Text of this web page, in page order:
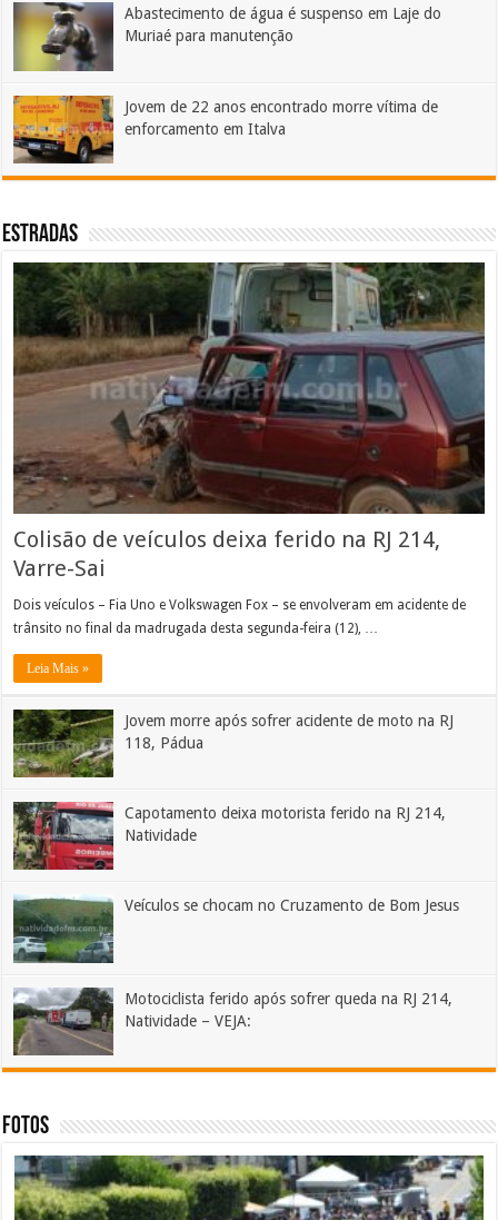
Abastecimento de água é suspenso em Laje do
Muriaé para manutenção
Jovem de 22 anos encontrado morre vítima de
enforcamento em Italva
ESTRADAS
Colisão de veículos deixa ferido na RJ 214,
Varre-Sai
Dois veículos – Fia Uno e Volkswagen Fox – se envolveram em acidente de
trânsito no final da madrugada desta segunda-feira (12), …
Leia Mais »
Jovem morre após sofrer acidente de moto na RJ
118, Pádua
Capotamento deixa motorista ferido na RJ 214,
Natividade
Veículos se chocam no Cruzamento de Bom Jesus
Motociclista ferido após sofrer queda na RJ 214,
Natividade – VEJA:
FOTOS